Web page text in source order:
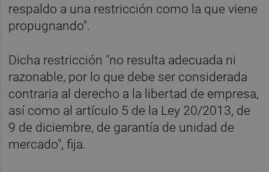
respaldo a una restricción como la que viene
propugnando".
Dicha restricción "no resulta adecuada ni
razonable, por lo que debe ser considerada
contraria al derecho a la libertad de empresa,
así como al artículo 5 de la Ley 20/2013, de
9 de diciembre, de garantía de unidad de
mercado", fija.